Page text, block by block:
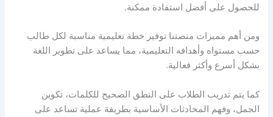
للحصول على أفضل استفادة ممكنة.
ومن أهم مميزات منصتنا توفير خطة تعليمية مناسبة لكل طالب
حسب مستواه وأهدافه التعليمية، مما يساعد على تطوير اللغة
بشكل أسرع وأكثر فعالية.
كما يتم تدريب الطلاب على النطق الصحيح للكلمات، تكوين
الجمل، وفهم المحادثات الأساسية بطريقة عملية تساعد على